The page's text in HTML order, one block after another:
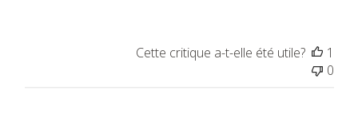
Cette critique a-t-elle été utile?
1
0